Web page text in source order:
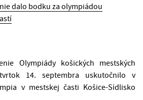
dalo bodku za olympiádou
Olympiády košických mestských
14. septembra uskutočnilo v
v mestskej časti Košice-Sídlisko